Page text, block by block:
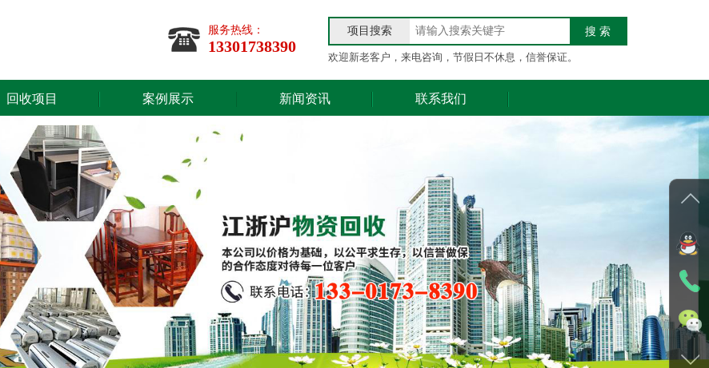
项目搜索 搜 索
欢迎新老客户，来电咨询，节假日不休息，信誉保证。
服务热线：
13301738390
回收项目 案例展示 新闻资讯 联系我们